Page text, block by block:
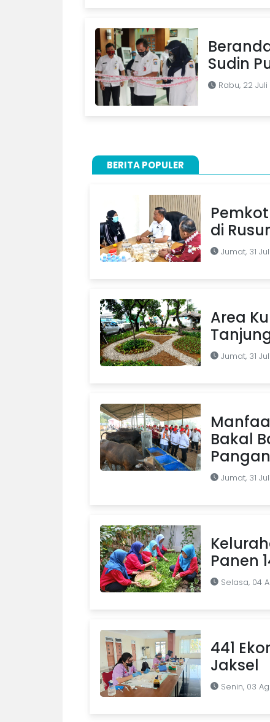
Sudin
Rabu, 22
BERITA POPULER
di
Jumat, 31
Area
Jumat, 31
Bakal
Jumat, 31
Panen
Selasa, 04
441
Jaksel
Senin, 03